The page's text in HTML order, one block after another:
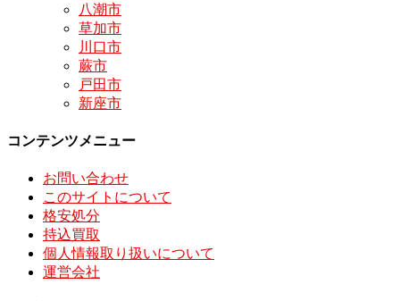
八潮市
草加市
川口市
蕨市
戸田市
新座市
コンテンツメニュー
お問い合わせ
このサイトについて
格安処分
持込買取
個人情報取り扱いについて
運営会社